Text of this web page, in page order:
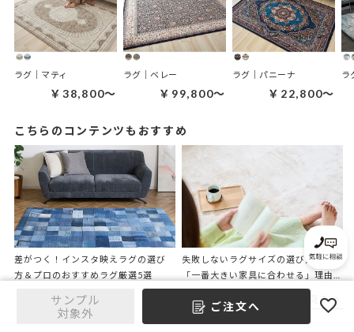
ラグ｜マティ
￥38,800～
ラグ｜ベレー
￥99,800～
ラグ｜パニーナ
￥22,800～
ラ
こちらのコンテンツもおすすめ
差がつく！インスタ映えラグの選び
方＆プロのおすすめラグ厳選5選
失敗しないラグサイズの選び方は
「一番大きい家具に合わせる」理由
をプロが解説
他のコンテンツをもっと見る
サンプル
対象外
ご注文へ